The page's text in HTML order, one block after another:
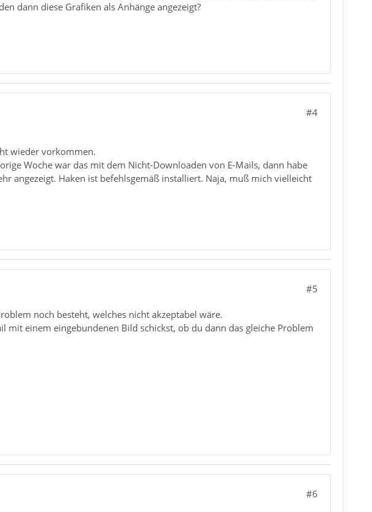
dann diese Grafiken als Anhänge angezeigt?
#4
wieder vorkommen.
Woche war das mit dem Nicht-Downloaden von E-Mails, dann habe
angezeigt. Haken ist befehlsgemäß installiert. Naja, muß mich vielleicht
#5
noch besteht, welches nicht akzeptabel wäre.
mit einem eingebundenen Bild schickst, ob du dann das gleiche Problem
#6